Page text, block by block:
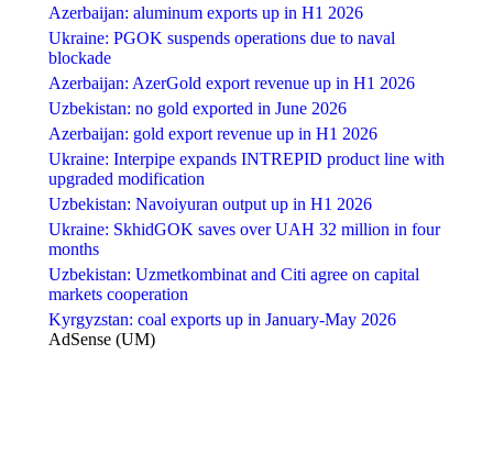
Azerbaijan: aluminum exports up in H1 2026
Ukraine: PGOK suspends operations due to naval
blockade
Azerbaijan: AzerGold export revenue up in H1 2026
Uzbekistan: no gold exported in June 2026
Azerbaijan: gold export revenue up in H1 2026
Ukraine: Interpipe expands INTREPID product line with
upgraded modification
Uzbekistan: Navoiyuran output up in H1 2026
Ukraine: SkhidGOK saves over UAH 32 million in four
months
Uzbekistan: Uzmetkombinat and Citi agree on capital
markets cooperation
Kyrgyzstan: coal exports up in January-May 2026
AdSense (UM)